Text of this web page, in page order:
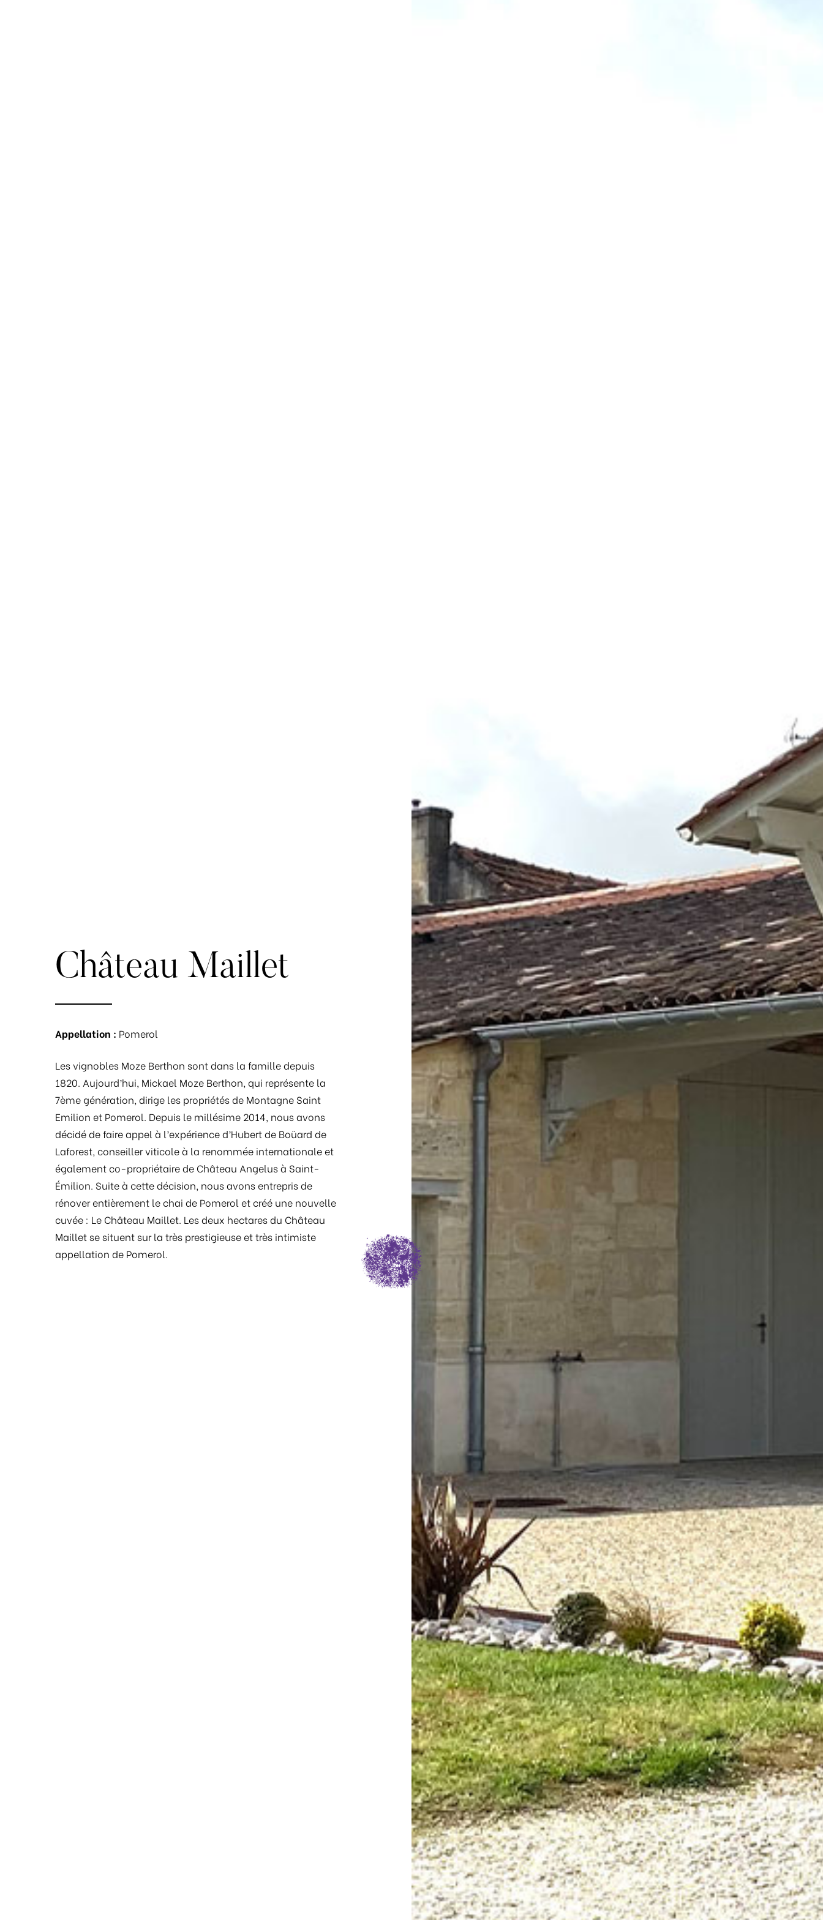
Château Maillet
Appellation : Pomerol
Les vignobles Moze Berthon sont dans la famille depuis
1820. Aujourd’hui, Mickael Moze Berthon, qui représente la
7ème génération, dirige les propriétés de Montagne Saint
Emilion et Pomerol. Depuis le millésime 2014, nous avons
décidé de faire appel à l’expérience d’Hubert de Boüard de
Laforest, conseiller viticole à la renommée internationale et
également co-propriétaire de Château Angelus à Saint-
Émilion. Suite à cette décision, nous avons entrepris de
rénover entièrement le chai de Pomerol et créé une nouvelle
cuvée : Le Château Maillet. Les deux hectares du Château
Maillet se situent sur la très prestigieuse et très intimiste
appellation de Pomerol.